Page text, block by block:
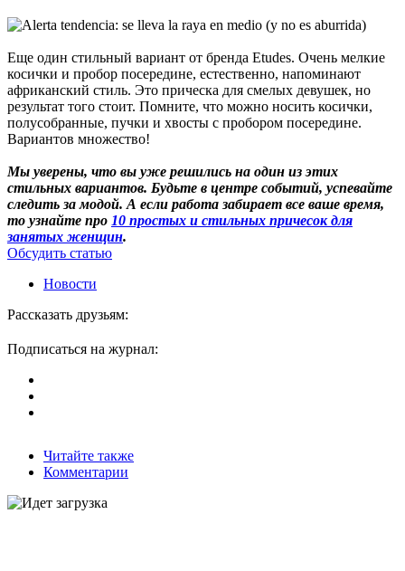
Еще один стильный вариант от бренда Etudes. Очень мелкие
косички и пробор посередине, естественно, напоминают
африканский стиль. Это прическа для смелых девушек, но
результат того стоит. Помните, что можно носить косички,
полусобранные, пучки и хвосты с пробором посередине.
Вариантов множество!
Мы уверены, что вы уже решились на один из этих
стильных вариантов. Будьте в центре событий, успевайте
следить за модой. А если работа забирает все ваше время,
то узнайте про 10 простых и стильных причесок для
занятых женщин.
Обсудить статью
Новости
Рассказать друзьям:
Подписаться на журнал:
Читайте также
Комментарии